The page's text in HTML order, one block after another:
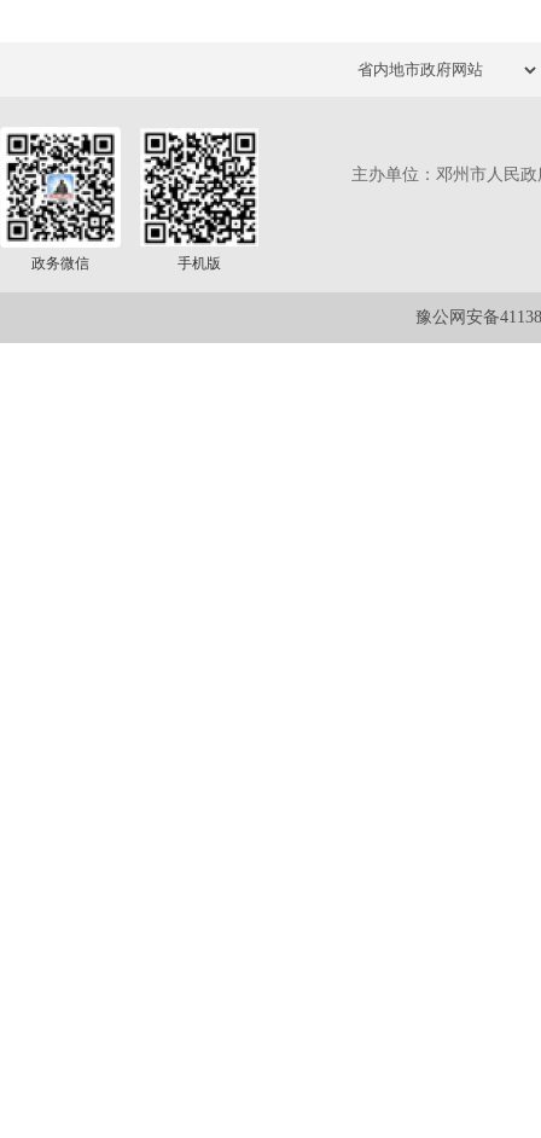
政务微信 手机版
主办单位：邓州市人民
豫公网安备